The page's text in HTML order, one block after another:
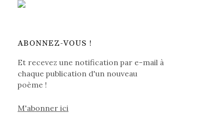
ABONNEZ-VOUS !
Et recevez une notification par e-mail à
chaque publication d'un nouveau
poème !
M'abonner ici